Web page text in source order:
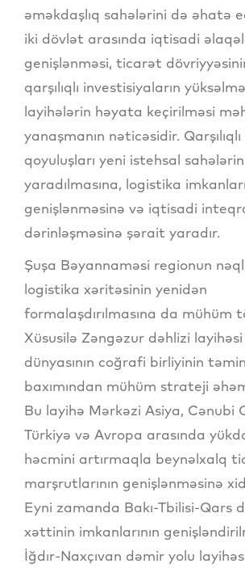
əməkdaşlıq sahələrini də əhatə
iki dövlət arasında iqtisadi
genişlənməsi, ticarət
qarşılıqlı investisiyaların
layihələrin həyata keçirilməsi
yanaşmanın nəticəsidir.
qoyuluşları yeni istehsal
yaradılmasına, logistika
genişlənməsinə və iqtisadi
dərinləşməsinə şərait yaradır.
Şuşa Bəyannaməsi regionun
logistika xəritəsinin yenidən
formalaşdırılmasına da mühüm
Xüsusilə Zəngəzur dəhlizi
dünyasının coğrafi birliyinin
baxımından mühüm strateji
Bu layihə Mərkəzi Asiya, Cənubi
Türkiyə və Avropa arasında
həcmini artırmaqla beynəlxalq
marşrutlarının genişlənməsinə
Eyni zamanda Bakı-Tbilisi-Qars
xəttinin imkanlarının
İğdır-Naxçıvan dəmir yolu